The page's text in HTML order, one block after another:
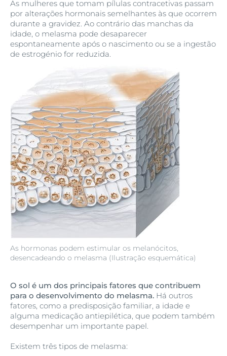
As hormonas podem estimular os melanócitos,
desencadeando o melasma (Ilustração esquemática)
As mulheres que tomam pílulas contracetivas passam
por alterações hormonais semelhantes às que ocorrem
durante a gravidez. Ao contrário das manchas da
idade, o melasma pode desaparecer
espontaneamente após o nascimento ou se a ingestão
de estrogénio for reduzida.
O sol é um dos principais fatores que contribuem
para o desenvolvimento do melasma. Há outros
fatores, como a predisposição familiar, a idade e
alguma medicação antiepilética, que podem também
desempenhar um importante papel.
Existem três tipos de melasma: